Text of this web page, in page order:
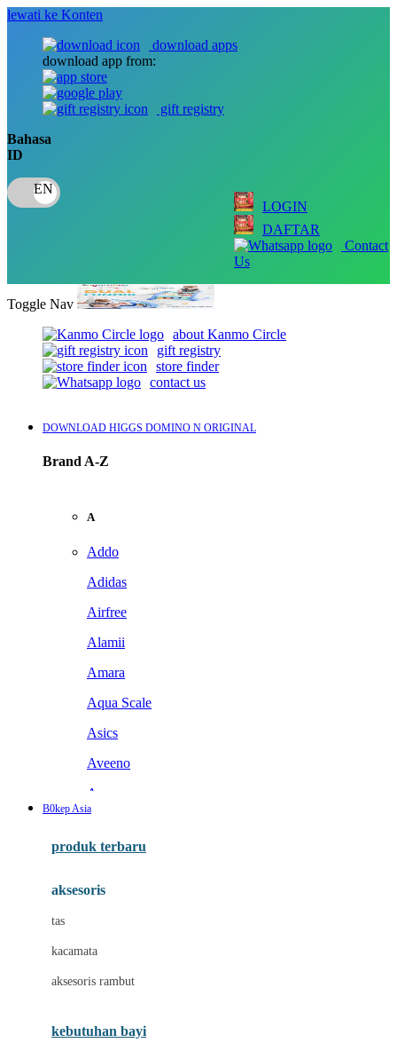
lewati ke Konten
download apps
download app from:
gift registry
Bahasa
ID
LOGIN
DAFTAR
Contact
Us
Toggle Nav
about Kanmo Circle
gift registry
store finder
contact us
DOWNLOAD HIGGS DOMINO N ORIGINAL
Brand A-Z
A
Addo
Adidas
Airfree
Alamii
Amara
Aqua Scale
Asics
Aveeno
Awan
Baabaasheepz
Baby Dove
Baby Jogger
B0kep Asia
produk terbaru
aksesoris
tas
kacamata
aksesoris rambut
kebutuhan bayi